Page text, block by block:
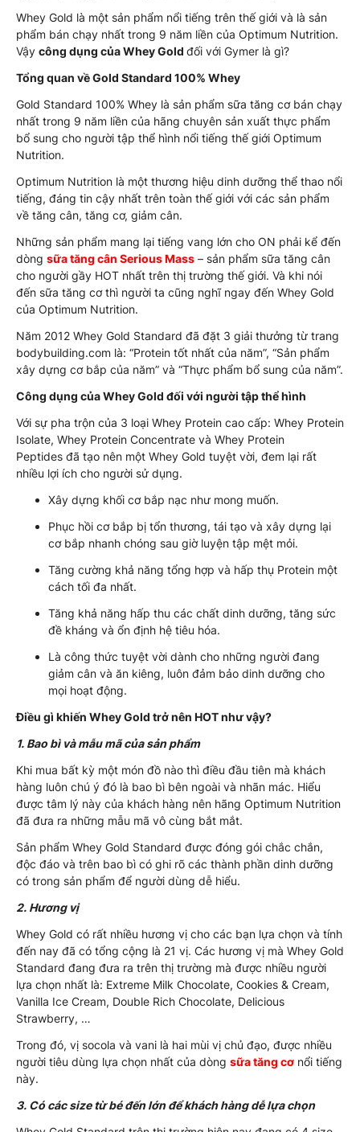
Whey Gold là một sản phẩm nổi tiếng trên thế giới và là sản
phẩm bán chạy nhất trong 9 năm liền của Optimum Nutrition.
Vậy công dụng của Whey Gold đối với Gymer là gì?
Tổng quan về Gold Standard 100% Whey
Gold Standard 100% Whey là sản phẩm sữa tăng cơ bán chạy
nhất trong 9 năm liền của hãng chuyên sản xuất thực phẩm
bổ sung cho người tập thể hình nổi tiếng thế giới Optimum
Nutrition.
Optimum Nutrition là một thương hiệu dinh dưỡng thể thao nổi
tiếng, đáng tin cậy nhất trên toàn thế giới với các sản phẩm
về tăng cân, tăng cơ, giảm cân.
Những sản phẩm mang lại tiếng vang lớn cho ON phải kể đến
dòng sữa tăng cân Serious Mass – sản phẩm sữa tăng cân
cho người gầy HOT nhất trên thị trường thế giới. Và khi nói
đến sữa tăng cơ thì người ta cũng nghĩ ngay đến Whey Gold
của Optimum Nutrition.
Năm 2012 Whey Gold Standard đã đặt 3 giải thưởng từ trang
bodybuilding.com là: “Protein tốt nhất của năm”, “Sản phẩm
xây dựng cơ bắp của năm” và “Thực phẩm bổ sung của năm”.
Công dụng của Whey Gold đối với người tập thể hình
Với sự pha trộn của 3 loại Whey Protein cao cấp: Whey Protein
Isolate, Whey Protein Concentrate và Whey Protein
Peptides đã tạo nên một Whey Gold tuyệt vời, đem lại rất
nhiều lợi ích cho người sử dụng.
Xây dựng khối cơ bắp nạc như mong muốn.
Phục hồi cơ bắp bị tổn thương, tái tạo và xây dựng lại
cơ bắp nhanh chóng sau giờ luyện tập mệt mỏi.
Tăng cường khả năng tổng hợp và hấp thụ Protein một
cách tối đa nhất.
Tăng khả năng hấp thu các chất dinh dưỡng, tăng sức
đề kháng và ổn định hệ tiêu hóa.
Là công thức tuyệt vời dành cho những người đang
giảm cân và ăn kiêng, luôn đảm bảo dinh dưỡng cho
mọi hoạt động.
Điều gì khiến Whey Gold trở nên HOT như vậy?
1. Bao bì và mẫu mã của sản phẩm
Khi mua bất kỳ một món đồ nào thì điều đầu tiên mà khách
hàng luôn chú ý đó là bao bì bên ngoài và nhãn mác. Hiểu
được tâm lý này của khách hàng nên hãng Optimum Nutrition
đã đưa ra những mẫu mã vô cùng bắt mắt.
Sản phẩm Whey Gold Standard được đóng gói chắc chắn,
độc đáo và trên bao bì có ghi rõ các thành phần dinh dưỡng
có trong sản phẩm để người dùng dễ hiểu.
2. Hương vị
Whey Gold có rất nhiều hương vị cho các bạn lựa chọn và tính
đến nay đã có tổng cộng là 21 vị. Các hương vị mà Whey Gold
Standard đang đưa ra trên thị trường mà được nhiều người
lựa chọn nhất là: Extreme Milk Chocolate, Cookies & Cream,
Vanilla Ice Cream, Double Rich Chocolate, Delicious
Strawberry, …
Trong đó, vị socola và vani là hai mùi vị chủ đạo, được nhiều
người tiêu dùng lựa chọn nhất của dòng sữa tăng cơ nổi tiếng
này.
3. Có các size từ bé đến lớn để khách hàng dễ lựa chọn